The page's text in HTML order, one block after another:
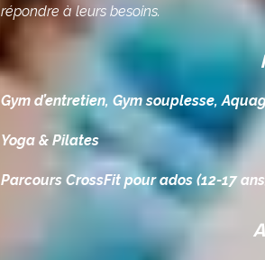
répondre à leurs besoins.
Gym d’entretien, Gym souplesse,
Yoga & Pilates
Parcours CrossFit pour ados (12-17